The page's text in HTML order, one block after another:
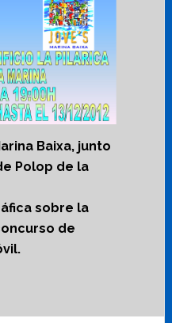
Baixa, junto
Polop de la
sobre la
de